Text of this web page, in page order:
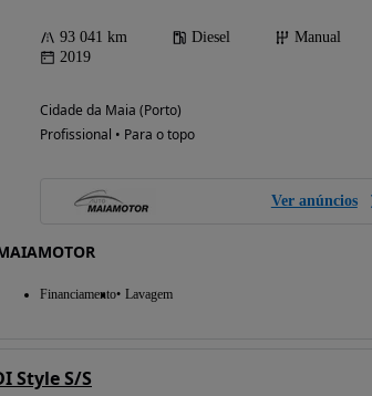
93 041 km Diesel
Manual
2019
Cidade da Maia (Porto)
Profissional • Para o topo
Ver anúncios
Financiamento Lavagem
Style S/S